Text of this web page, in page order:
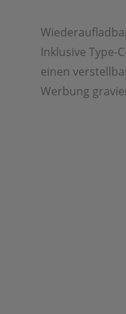
Inklusive Type-
einen
Werbung